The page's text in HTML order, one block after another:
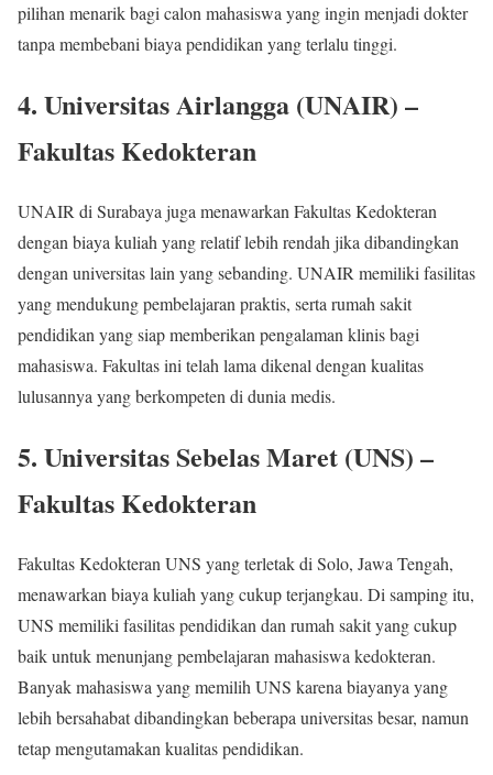
pilihan menarik bagi calon mahasiswa yang ingin menjadi dokter
tanpa membebani biaya pendidikan yang terlalu tinggi.
4. Universitas Airlangga (UNAIR) –
Fakultas Kedokteran
UNAIR di Surabaya juga menawarkan Fakultas Kedokteran
dengan biaya kuliah yang relatif lebih rendah jika dibandingkan
dengan universitas lain yang sebanding. UNAIR memiliki fasilitas
yang mendukung pembelajaran praktis, serta rumah sakit
pendidikan yang siap memberikan pengalaman klinis bagi
mahasiswa. Fakultas ini telah lama dikenal dengan kualitas
lulusannya yang berkompeten di dunia medis.
5. Universitas Sebelas Maret (UNS) –
Fakultas Kedokteran
Fakultas Kedokteran UNS yang terletak di Solo, Jawa Tengah,
menawarkan biaya kuliah yang cukup terjangkau. Di samping itu,
UNS memiliki fasilitas pendidikan dan rumah sakit yang cukup
baik untuk menunjang pembelajaran mahasiswa kedokteran.
Banyak mahasiswa yang memilih UNS karena biayanya yang
lebih bersahabat dibandingkan beberapa universitas besar, namun
tetap mengutamakan kualitas pendidikan.